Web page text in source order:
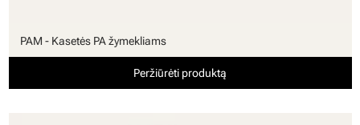
PAM - Kasetės PA žymekliams
Peržiūrėti produktą